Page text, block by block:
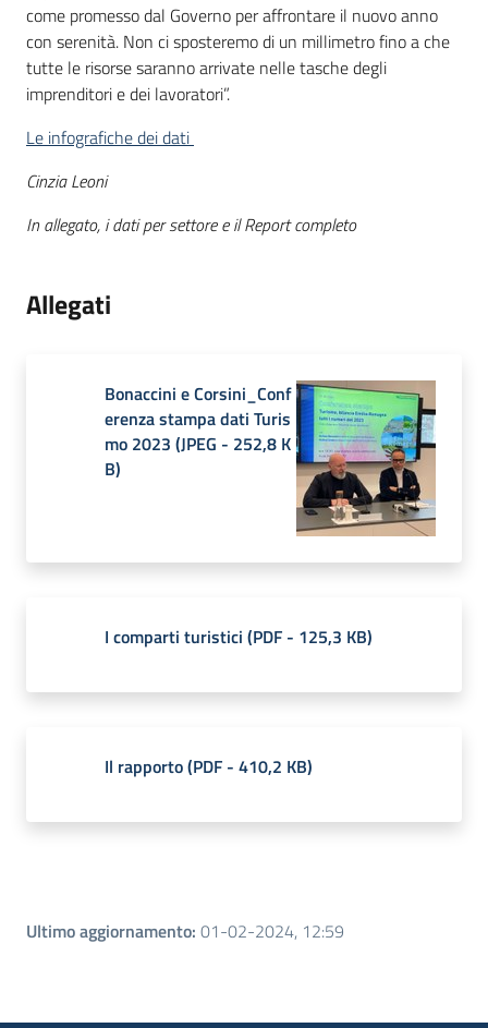
come promesso dal Governo per affrontare il nuovo anno
con serenità. Non ci sposteremo di un millimetro fino a che
tutte le risorse saranno arrivate nelle tasche degli
imprenditori e dei lavoratori”.
Le infografiche dei dati
Cinzia Leoni
In allegato, i dati per settore e il Report completo
Allegati
Bonaccini e Corsini_Conf
erenza stampa dati Turis
mo 2023 (JPEG - 252,8 K
B)
I comparti turistici (PDF - 125,3 KB)
Il rapporto(PDF - 410,2 KB)
Ultimo aggiornamento: 01-02-2024, 12:59